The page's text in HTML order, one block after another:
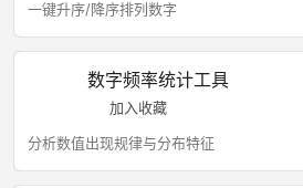
一键升序/降序排列数字
数字频率统计工具
加入收藏
分析数值出现规律与分布特征